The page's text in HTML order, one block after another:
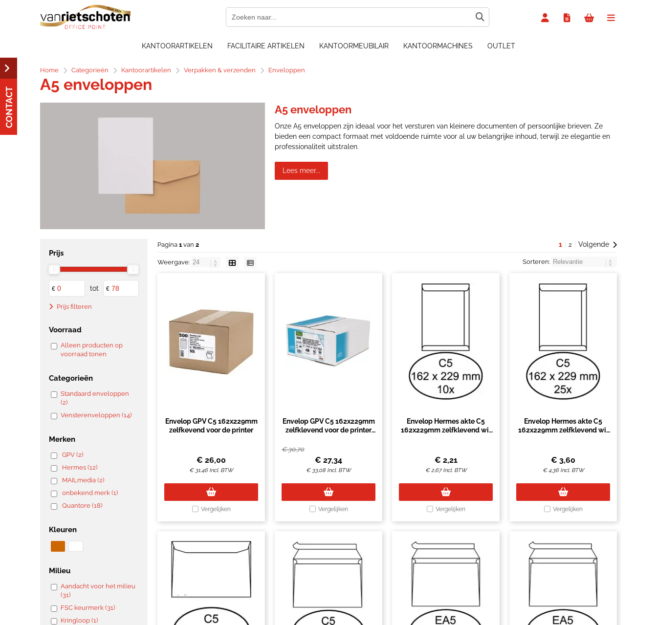
KANTOORARTIKELEN FACILITAIRE ARTIKELEN KANTOORMEUBILAIR KANTOORMACHINES OUTLET
Home Categorieën Kantoorartikelen Verpakken & verzenden Enveloppen
A5 enveloppen
A5 enveloppen
Onze A5 enveloppen zijn ideaal voor het versturen van kleinere documenten of persoonlijke brieven. Ze
bieden een compact formaat met voldoende ruimte voor al uw belangrijke inhoud, terwijl ze elegantie en
professionaliteit uitstralen.
Lees meer...
Prijs
€ tot €
Prijs filteren
Voorraad
Alleen producten op
voorraad tonen
Categorieën
Standaard enveloppen
(2)
Vensterenveloppen (14)
Merken
GPV (2)
Hermes (12)
MAILmedia (2)
onbekend merk (1)
Quantore (18)
Kleuren
Milieu
Aandacht voor het milieu
(31)
FSC keurmerk (31)
Kringloop (1)
Pagina 1 van 2 1 2 Volgende
Weergave: Sorteren:
Envelop GPV C5 162x229mm
zelfkevend voor de printer
€ 26,00
€ 31,46 Incl. BTW
Vergelijken
Envelop GPV C5 162x229mm
zelfklevend voor de printer
€30,70
€ 27,34
€ 33,08 Incl. BTW
Vergelijken
Envelop Hermes akte C5
162x229mm zelfklevend wit
€ 2,21
€2,67 Incl. BTW
Vergelijken
Envelop Hermes akte C5
162x229mm zelfklevend wit
€ 3,60
€4,36 Incl. BTW
Vergelijken
CONTACT